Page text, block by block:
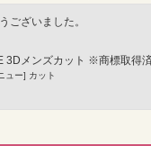
ございました。
3Dメンズカット ※商標取得
ュー] カット